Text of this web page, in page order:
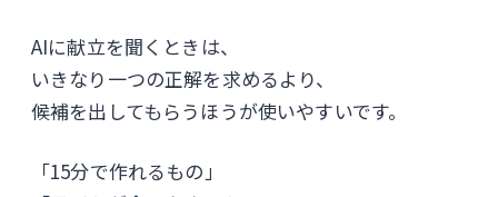
AIに献立を聞くときは、
いきなり一つの正解を求めるより、
候補を出してもらうほうが使いやすいです。
「15分で作れるもの」